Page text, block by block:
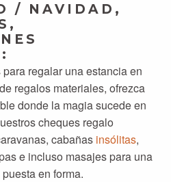
/ NAVIDAD,
regalar una estancia en
regalos materiales, ofrezca
donde la magia sucede en
cheques regalo
cabañas insólitas,
e incluso masajes para una
en forma.